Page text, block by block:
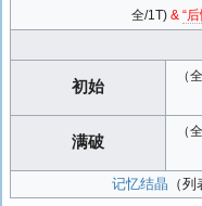
全/1T) & “
初始
（
满破
（
记忆结晶 （列